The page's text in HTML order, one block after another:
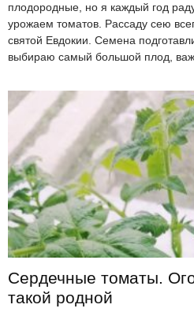
плодородные, но я каждый год
урожаем томатов. Рассаду сею
святой Евдокии. Семена
выбираю самый большой плод,
Сердечные томаты.
такой родной